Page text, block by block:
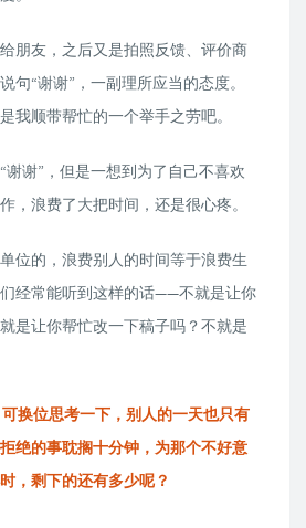
朋友，之后又是拍照反馈、评价商
句“谢谢”，一副理所应当的态度。
我顺带帮忙的一个举手之劳吧。
谢谢”，但是一想到为了自己不喜欢
，浪费了大把时间，还是很心疼。
位的，浪费别人的时间等于浪费生
经常能听到这样的话——不就是让你
是让你帮忙改一下稿子吗？不就是
换位思考一下，别人的一天也只有
绝的事耽搁十分钟，为那个不好意
，剩下的还有多少呢？